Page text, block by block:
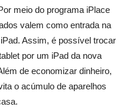
meio do programa iPlace
valem como entrada na
Assim, é possível trocar
por um iPad da nova
de economizar dinheiro,
o acúmulo de aparelhos